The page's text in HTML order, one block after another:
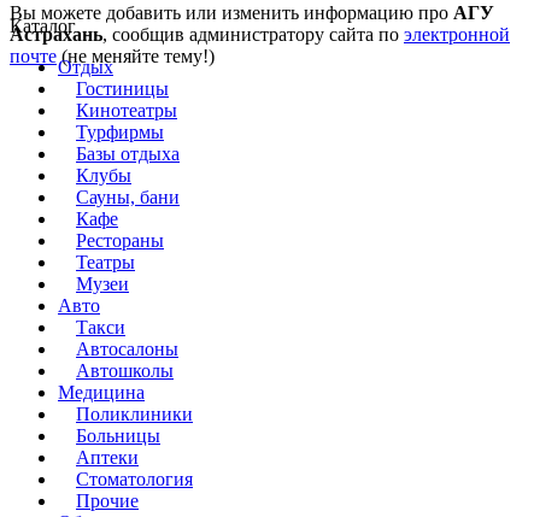
Вы можете добавить или изменить информацию про АГУ
Астрахань, сообщив администратору сайта по электронной
почте(не меняйте тему!)
Каталог
Отдых
Гостиницы
Кинотеатры
Турфирмы
Базы отдыха
Клубы
Сауны, бани
Кафе
Рестораны
Театры
Музеи
Авто
Такси
Автосалоны
Автошколы
Медицина
Поликлиники
Больницы
Аптеки
Стоматология
Прочие